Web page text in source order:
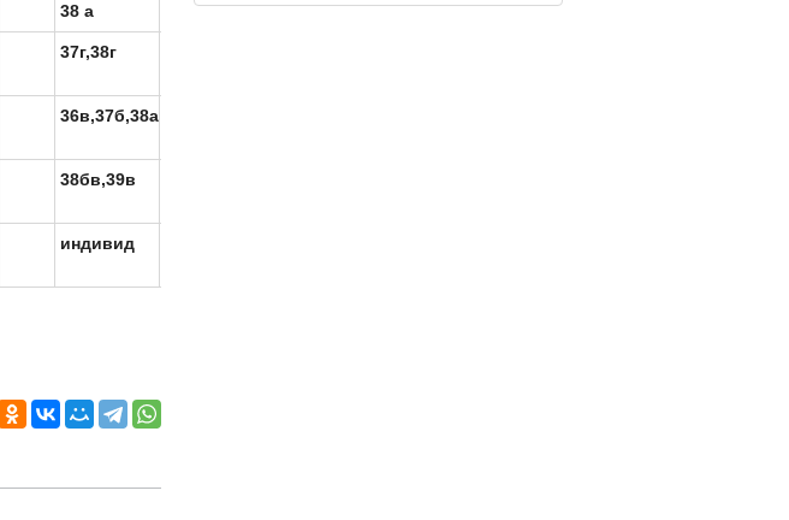
38 а
37г,38г
36в,37б,38а
38бв,39в
индивид